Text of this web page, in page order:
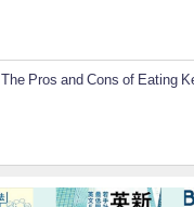
The Pros and Cons of Eating